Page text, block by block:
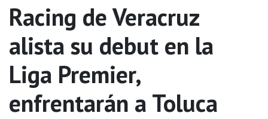
Racing de Veracruz
alista su debut en la
Liga Premier,
enfrentarán a Toluca